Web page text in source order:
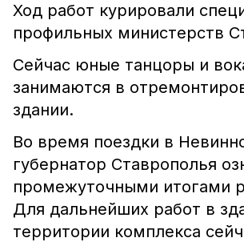
Ход работ курировали
профильных министерств
Сейчас юные танцоры и
занимаются в
здании.
Во время поездки в
губернатор Ставрополья
промежуточными итогами
Для дальнейших работ в
территории комплекса